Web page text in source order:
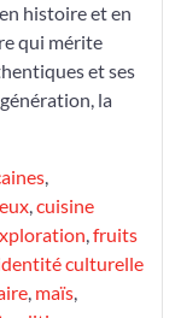
histoire et en
qui mérite
et ses
la
,
,cuisine
,fruits
culturelle
, maïs,